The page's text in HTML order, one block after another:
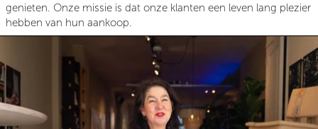
genieten. Onze missie is dat onze klanten een leven lang plezier
hebben van hun aankoop.